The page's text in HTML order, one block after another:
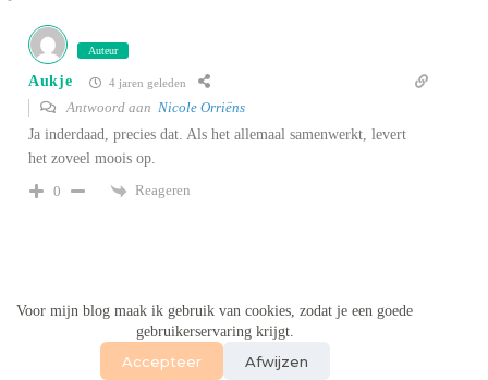
Voor mijn blog maak ik gebruik van cookies, zodat je een goede
gebruikerservaring krijgt.
Accepteer Afwijzen
Auteur
Aukje 4 jaren geleden
Antwoord aan Nicole Orriëns
Ja inderdaad, precies dat. Als het allemaal samenwerkt, levert
het zoveel moois op.
0
Reageren